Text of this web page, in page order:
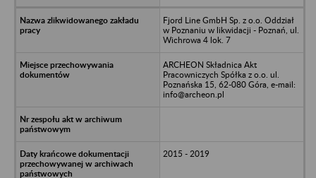
Fjord Line GmbH Sp. z o.o. Oddział
w Poznaniu w likwidacji - Poznań, ul.
Wichrowa 4 lok. 7
ARCHEON Składnica Akt
Pracowniczych Spółka z o.o. ul.
Poznańska 15, 62-080 Góra, e-mail:
info@archeon.pl
2015 - 2019